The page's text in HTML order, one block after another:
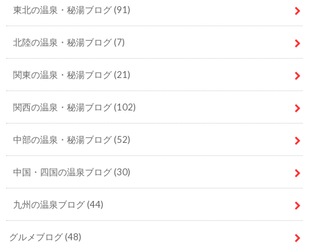
東北の温泉・秘湯ブログ(91)
北陸の温泉・秘湯ブログ(7)
関東の温泉・秘湯ブログ(21)
関西の温泉・秘湯ブログ(102)
中部の温泉・秘湯ブログ(52)
中国・四国の温泉ブログ(30)
九州の温泉ブログ(44)
グルメブログ(48)